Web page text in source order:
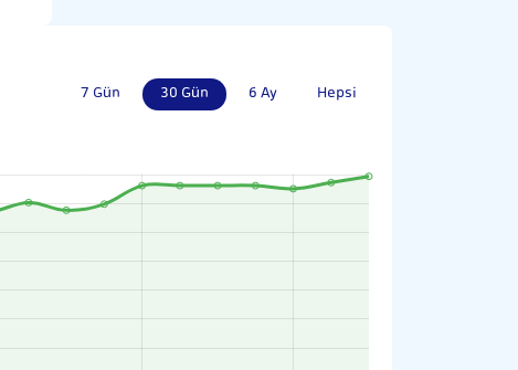
7 Gün 30 Gün 6 Ay Hepsi